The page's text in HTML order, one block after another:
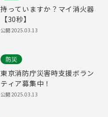
持っていますか？マイ消火器
【30秒】
公開2025.03.13
防災
東京消防庁災害時支援ボラン
ティア募集中！
公開2025.03.13